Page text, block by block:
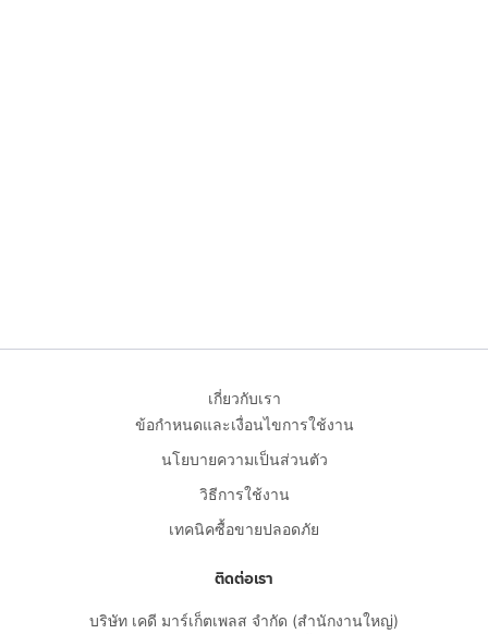
เกี่ยวกับเรา
ข้อกำหนดและเงื่อนไขการใช้งาน
นโยบายความเป็นส่วนตัว
วิธีการใช้งาน
เทคนิคซื้อขายปลอดภัย
ติดต่อเรา
บริษัท เคดี มาร์เก็ตเพลส จำกัด (สำนักงานใหญ่)